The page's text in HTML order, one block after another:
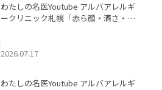
わたしの名医Youtube アルバアレルギ
ークリニック札幌「赤ら顔・酒さ・ニ
した。
2026.07.17
わたしの名医Youtube アルバアレルギ